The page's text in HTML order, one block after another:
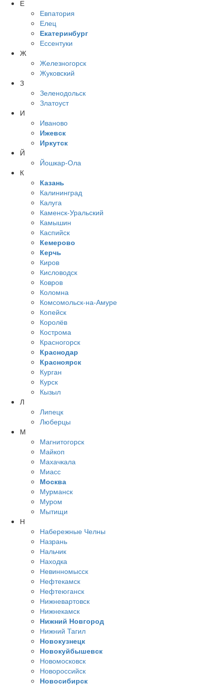
Е
Евпатория
Елец
Екатеринбург
Ессентуки
Ж
Железногорск
Жуковский
З
Зеленодольск
Златоуст
И
Иваново
Ижевск
Иркутск
Й
Йошкар-Ола
К
Казань
Калининград
Калуга
Каменск-Уральский
Камышин
Каспийск
Кемерово
Керчь
Киров
Кисловодск
Ковров
Коломна
Комсомольск-на-Амуре
Копейск
Королёв
Кострома
Красногорск
Краснодар
Красноярск
Курган
Курск
Кызыл
Л
Липецк
Люберцы
М
Магнитогорск
Майкоп
Махачкала
Миасс
Москва
Мурманск
Муром
Мытищи
Н
Набережные Челны
Назрань
Нальчик
Находка
Невинномысск
Нефтекамск
Нефтеюганск
Нижневартовск
Нижнекамск
Нижний Новгород
Нижний Тагил
Новокузнецк
Новокуйбышевск
Новомосковск
Новороссийск
Новосибирск